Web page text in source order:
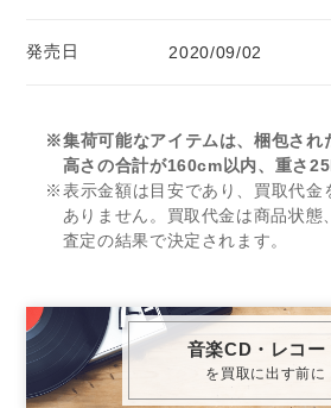
発売日 2020/09/02
※集荷可能なアイテムは、梱包され
高さの合計が160cm以内、重さ
※表示金額は目安であり、買取代金
ありません。買取代金は商品状態
査定の結果で決定されます。
音楽CD・レコー
を買取に出す前に